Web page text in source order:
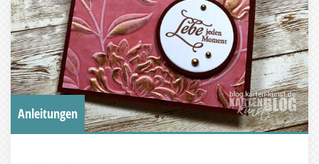
Anleitungen